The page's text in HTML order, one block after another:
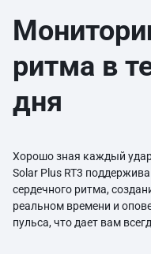
ритма в
дня
Хорошо зная каждый
Solar Plus RT3
сердечного ритма,
реальном времени и
пульса, что дает вам